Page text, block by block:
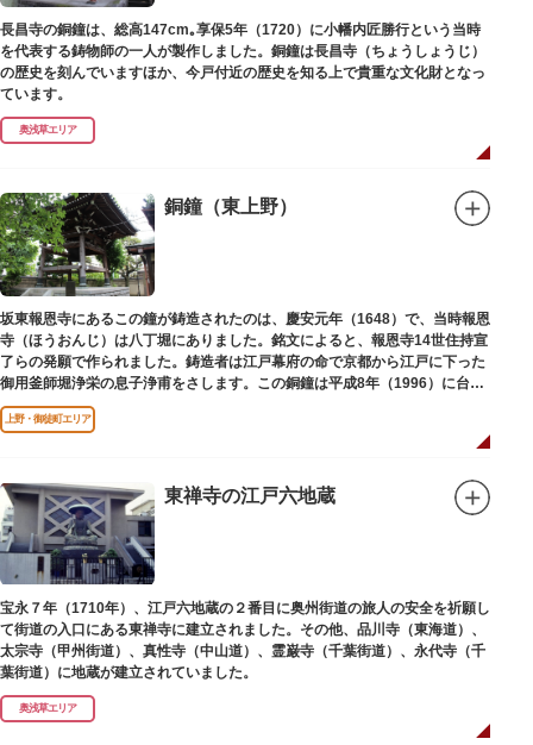
長昌寺の銅鐘は、総高147cm｡享保5年（1720）に小幡内匠勝行という当時
を代表する鋳物師の一人が製作しました。銅鐘は長昌寺（ちょうしょうじ）
の歴史を刻んでいますほか、今戸付近の歴史を知る上で貴重な文化財となっ
ています。
奥浅草エリア
銅鐘（東上野）
坂東報恩寺にあるこの鐘が鋳造されたのは、慶安元年（1648）で、当時報恩
寺（ほうおんじ）は八丁堀にありました。銘文によると、報恩寺14世住持宣
了らの発願で作られました。鋳造者は江戸幕府の命で京都から江戸に下った
御用釜師堀浄栄の息子浄甫をさします。この銅鐘は平成8年（1996）に台東
区有形文化財として登載されました。
上野・御徒町エリア
東禅寺の江戸六地蔵
宝永７年（1710年）、江戸六地蔵の２番目に奥州街道の旅人の安全を祈願し
て街道の入口にある東禅寺に建立されました。その他、品川寺（東海道）、
太宗寺（甲州街道）、真性寺（中山道）、霊巌寺（千葉街道）、永代寺（千
葉街道）に地蔵が建立されていました。
奥浅草エリア